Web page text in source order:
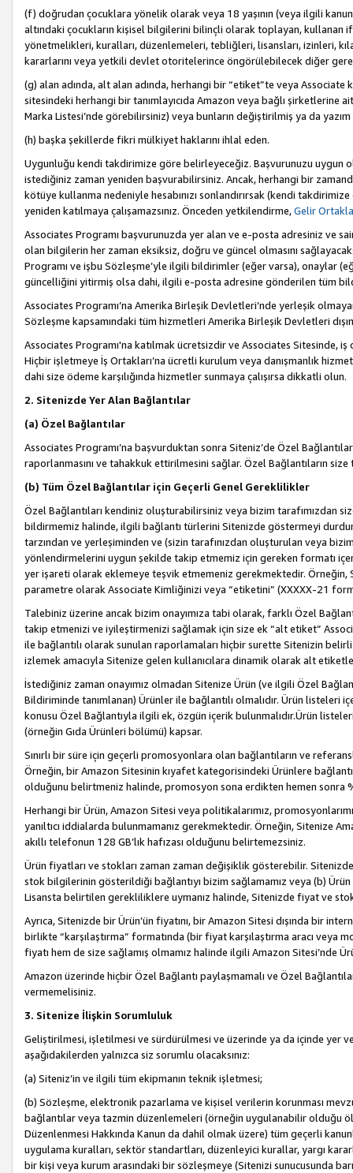
(f) doğrudan çocuklara yönelik olarak veya 18 yaşının (veya ilgili
altındaki çocukların kişisel bilgilerini bilinçli olarak toplayan, kullanan
yönetmelikleri, kuralları, düzenlemeleri, tebliğleri, lisansları, izinleri,
kararlarını veya yetkili devlet otoritelerince öngörülebilecek diğer
(g) alan adında, alt alan adında, herhangi bir “etiket”te veya
sitesindeki herhangi bir tanımlayıcıda Amazon veya bağlı şirketlerine
Marka Listesi’nde görebilirsiniz) veya bunların değiştirilmiş ya da
(h) başka şekillerde fikri mülkiyet haklarını ihlal eden.
Uygunluğu kendi takdirimize göre belirleyeceğiz. Başvurunuzu uygun
istediğiniz zaman yeniden başvurabilirsiniz. Ancak, herhangi bir
kötüye kullanma nedeniyle hesabınızı sonlandırırsak (kendi
yeniden katılmaya çalışamazsınız. Önceden yetkilendirme,Gelir
Associates Programı başvurunuzda yer alan ve e-posta adresiniz ve
olan bilgilerin her zaman eksiksiz, doğru ve güncel olmasını
Programı ve işbu Sözleşme’yle ilgili bildirimler (eğer varsa), onaylar
güncelliğini yitirmiş olsa dahi, ilgili e-posta adresine gönderilen tüm
Associates Programı’na Amerika Birleşik Devletleri’nde yerleşik
Sözleşme kapsamındaki tüm hizmetleri Amerika Birleşik Devletleri
Associates Programı'na katılmak ücretsizdir ve Associates Sitesinde,
Hiçbir işletmeye İş Ortakları’na ücretli kurulum veya danışmanlık
dahi size ödeme karşılığında hizmetler sunmaya çalışırsa dikkatli olun.
2. Sitenizde Yer Alan Bağlantılar
(a) Özel Bağlantılar
Associates Programı’na başvurduktan sonra Siteniz’de Özel
raporlanmasını ve tahakkuk ettirilmesini sağlar. Özel Bağlantıların
(b) Tüm Özel Bağlantılar için Geçerli Genel Gereklilikler
Özel Bağlantıları kendiniz oluşturabilirsiniz veya bizim tarafımızdan
bildirmemiz halinde, ilgili bağlantı türlerini Sitenizde göstermeyi
tarzından ve yerleşiminden ve (sizin tarafınızdan oluşturulan veya
yönlendirmelerini uygun şekilde takip etmemiz için gereken formatı
yer işareti olarak eklemeye teşvik etmemeniz gerekmektedir. Örneğin,
parametre olarak Associate Kimliğinizi veya “etiketini” (XXXXX-21
Talebiniz üzerine ancak bizim onayımıza tabi olarak, farklı Özel
takip etmenizi ve iyileştirmenizi sağlamak için size ek “alt etiket”
ile bağlantılı olarak sunulan raporlamaları hiçbir surette Sitenizin belirli
izlemek amacıyla Sitenize gelen kullanıcılara dinamik olarak alt
İstediğiniz zaman onayımız olmadan Sitenize Ürün (ve ilgili Özel
Bildiriminde tanımlanan) Ürünler ile bağlantılı olmalıdır. Ürün listeleri
konusu Özel Bağlantıyla ilgili ek, özgün içerik bulunmalıdır.Ürün
(örneğin Gıda Ürünleri bölümü) kapsar.
Sınırlı bir süre için geçerli promosyonlara olan bağlantıların ve
Örneğin, bir Amazon Sitesinin kıyafet kategorisindeki Ürünlere
olduğunu belirtmeniz halinde, promosyon sona erdikten hemen sonra
Herhangi bir Ürün, Amazon Sitesi veya politikalarımız,
yanıltıcı iddialarda bulunmamanız gerekmektedir. Örneğin, Sitenize
akıllı telefonun 128 GB’lık hafızası olduğunu belirtemezsiniz.
Ürün fiyatları ve stokları zaman zaman değişiklik gösterebilir.
stok bilgilerinin gösterildiği bağlantıyı bizim sağlamamız veya (b)
Lisansta belirtilen gerekliliklere uymanız halinde, Sitenizde fiyat ve
Ayrıca, Sitenizde bir Ürün’ün fiyatını, bir Amazon Sitesi dışında bir
birlikte “karşılaştırma” formatında (bir fiyat karşılaştırma aracı veya
fiyatı hem de size sağlamış olmamız halinde ilgili Amazon Sitesi’nde
Amazon üzerinde hiçbir Özel Bağlantı paylaşmamalı ve Özel
vermemelisiniz.
3. Sitenize İlişkin Sorumluluk
Geliştirilmesi, işletilmesi ve sürdürülmesi ve üzerinde ya da içinde yer
aşağıdakilerden yalnızca siz sorumlu olacaksınız:
(a) Siteniz’in ve ilgili tüm ekipmanın teknik işletmesi;
(b) Sözleşme, elektronik pazarlama ve kişisel verilerin korunması
bağlantılar veya tazmin düzenlemeleri (örneğin uygulanabilir olduğu
Düzenlenmesi Hakkında Kanun da dahil olmak üzere) tüm geçerli
uygulama kuralları, sektör standartları, düzenleyici kurallar, yargı
bir kişi veya kurum arasındaki bir sözleşmeye (Sitenizi sunucusunda